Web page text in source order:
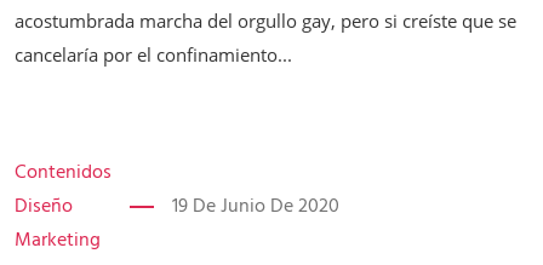
acostumbrada marcha del orgullo gay, pero si creíste que se
cancelaría por el confinamiento...
Contenidos
Diseño
Marketing
19 De Junio De 2020